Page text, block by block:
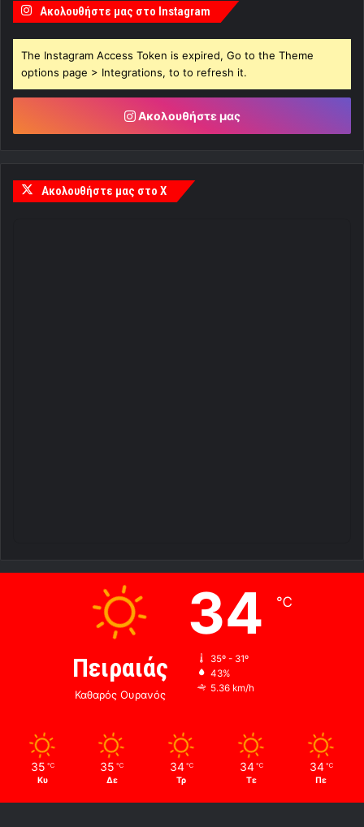
Ακολουθήστε μας στο Instagram
The Instagram Access Token is expired, Go to the Theme
options page > Integrations, to to refresh it.
Ακολουθήστε μας
Ακολουθήστε μας στο X
Πειραιάς
Καθαρός Ουρανός
34 ℃
35º - 31º
43%
5.36 km/h
35 ℃
Κυ
35 ℃
Δε
34 ℃
Τρ
34 ℃
Τε
34 ℃
Πε